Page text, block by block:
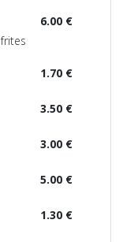
6.00 €
1.70 €
3.50 €
3.00 €
5.00 €
1.30 €